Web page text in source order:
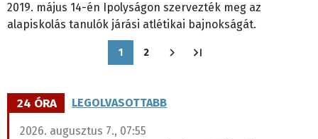
2019. május 14-én Ipolyságon szervezték meg az
alapiskolás tanulók járási atlétikai bajnokságát.
Jelenlegi
1
Oldal
2
24 ÓRA LEGOLVASOTTABB
2026. augusztus 7., 07:55